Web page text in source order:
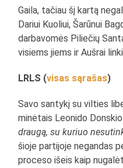
Gaila, tačiau šį kartą
Dariui Kuoliui, Šarūnui
darbavomės Piliečių
visiems jiems ir Aušrai
LRLS (visas sąrašas)
Savo santykį su vilties
minėtais Leonido Donskio
draugą, su kuriuo
šioje partijoje negandas
proceso išeis kaip